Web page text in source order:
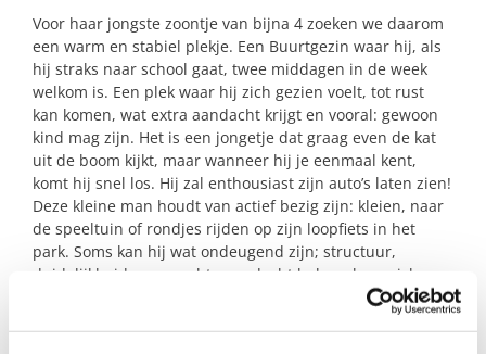
Voor haar jongste zoontje van bijna 4 zoeken we daarom
een warm en stabiel plekje. Een Buurtgezin waar hij, als
hij straks naar school gaat, twee middagen in de week
welkom is. Een plek waar hij zich gezien voelt, tot rust
kan komen, wat extra aandacht krijgt en vooral: gewoon
kind mag zijn. Het is een jongetje dat graag even de kat
uit de boom kijkt, maar wanneer hij je eenmaal kent,
komt hij snel los. Hij zal enthousiast zijn auto’s laten zien!
Deze kleine man houdt van actief bezig zijn: kleien, naar
de speeltuin of rondjes rijden op zijn loopfiets in het
park. Soms kan hij wat ondeugend zijn; structuur,
duidelijkheid en oprechte aandacht helpen hem zich